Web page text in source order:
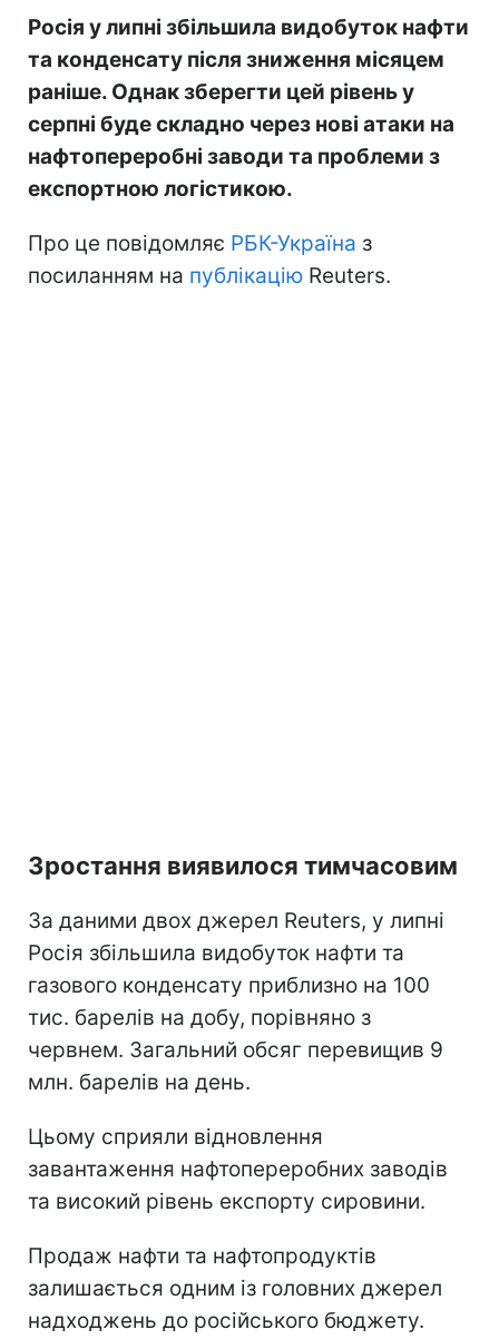
Росія у липні збільшила видобуток нафти
та конденсату після зниження місяцем
раніше. Однак зберегти цей рівень у
серпні буде складно через нові атаки на
нафтопереробні заводи та проблеми з
експортною логістикою.
Про це повідомляє РБК-Україна з
посиланням на публікацію Reuters.
Зростання виявилося тимчасовим
За даними двох джерел Reuters, у липні
Росія збільшила видобуток нафти та
газового конденсату приблизно на 100
тис. барелів на добу, порівняно з
червнем. Загальний обсяг перевищив 9
млн. барелів на день.
Цьому сприяли відновлення
завантаження нафтопереробних заводів
та високий рівень експорту сировини.
Продаж нафти та нафтопродуктів
залишається одним із головних джерел
надходжень до російського бюджету.